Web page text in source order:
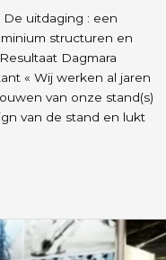
De uitdaging : een
structuren en
Dagmara
« Wij werken al jaren
van onze stand(s)
van de stand en lukt